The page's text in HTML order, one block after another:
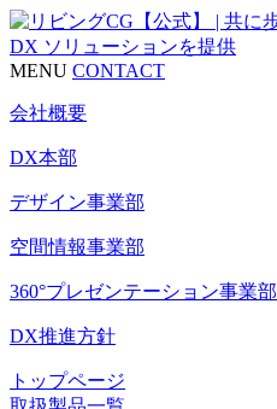
MENU CONTACT
会社概要
DX本部
デザイン事業部
空間情報事業部
360°プレゼンテーション事業部
DX推進方針
トップページ